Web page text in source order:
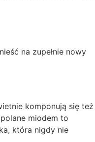
na zupełnie nowy
komponują się też
miodem to
która nigdy nie